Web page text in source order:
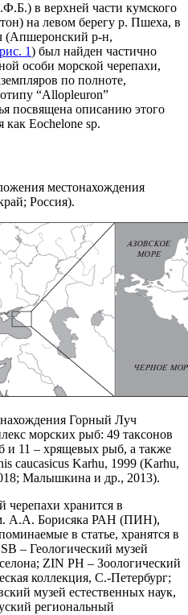
в верхней части кумского
на левом берегу р. Пшеха, в
(Апшеронский р-н,
рис. 1) был найден частично
особи морской черепахи,
по полноте,
“Allopleuron”
посвящена описанию этого
как Eochelone sp.
местонахождения
Россия).
Горный Луч
морских рыб: 49 таксонов
и 11 – хрящевых рыб, а также
caucasicus Karhu, 1999 (Karhu,
Малышкина и др., 2013).
черепахи хранится в
А.А. Борисяка РАН (ПИН),
в статье, хранятся в
– Геологический музей
ZIN PH – Зоологический
коллекция, С.-Петербург;
музей естественных наук,
региональный